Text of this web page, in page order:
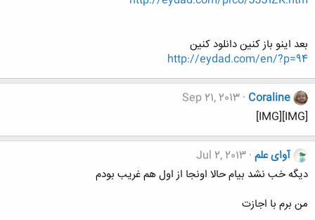
بعد اینو باز کنین دانلود کنین
http://eydad.com/en/?p=94
Coraline
Sep 21, 2013
[IMG][IMG]
آوای علم Jul 2, 2013
دیگه خب نشد بیام حالا اونجا از اول هم غریب بودم
من برم با اجازت